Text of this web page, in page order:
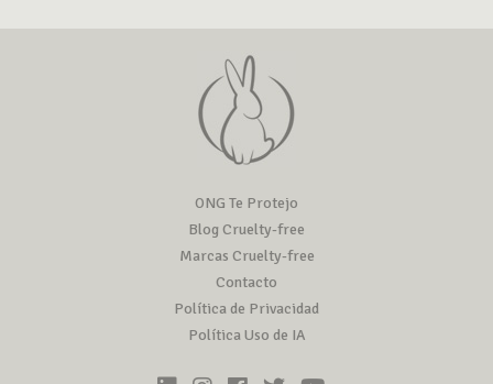
ONG Te Protejo
Blog Cruelty-free
Marcas Cruelty-free
Contacto
Política de Privacidad
Política Uso de IA